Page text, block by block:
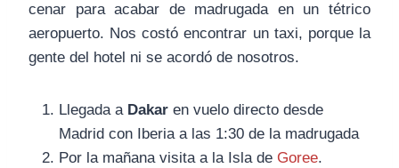
cenar para acabar de madrugada en un tétrico
aeropuerto. Nos costó encontrar un taxi, porque la
gente del hotel ni se acordó de nosotros.
Llegada a Dakar en vuelo directo desde
Madrid con Iberia a las 1:30 de la madrugada
Por la mañana visita a la Isla de Goree.